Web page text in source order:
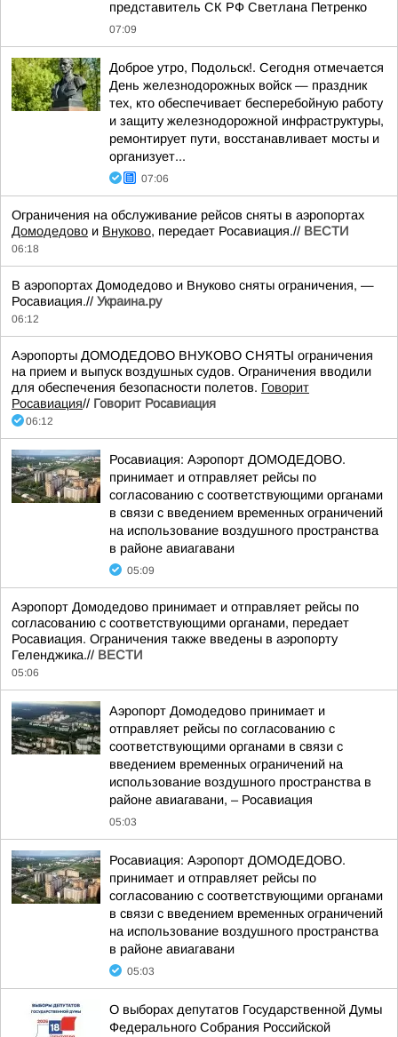
представитель СК РФ Светлана Петренко
07:09
Доброе утро, Подольск!. Сегодня отмечается
День железнодорожных войск — праздник
тех, кто обеспечивает бесперебойную работу
и защиту железнодорожной инфраструктуры,
ремонтирует пути, восстанавливает мосты и
организует...
07:06
Ограничения на обслуживание рейсов сняты в аэропортах
Домодедово и Внуково, передает Росавиация.// ВЕСТИ
06:18
В аэропортах Домодедово и Внуково сняты ограничения, —
Росавиация.// Украина.ру
06:12
Аэропорты ДОМОДЕДОВО ВНУКОВО СНЯТЫ ограничения
на прием и выпуск воздушных судов. Ограничения вводили
для обеспечения безопасности полетов. Говорит
Росавиация// Говорит Росавиация
06:12
Росавиация: Аэропорт ДОМОДЕДОВО.
принимает и отправляет рейсы по
согласованию с соответствующими органами
в связи с введением временных ограничений
на использование воздушного пространства
в районе авиагавани
05:09
Аэропорт Домодедово принимает и отправляет рейсы по
согласованию с соответствующими органами, передает
Росавиация. Ограничения также введены в аэропорту
Геленджика.// ВЕСТИ
05:06
Аэропорт Домодедово принимает и
отправляет рейсы по согласованию с
соответствующими органами в связи с
введением временных ограничений на
использование воздушного пространства в
районе авиагавани, – Росавиация
05:03
Росавиация: Аэропорт ДОМОДЕДОВО.
принимает и отправляет рейсы по
согласованию с соответствующими органами
в связи с введением временных ограничений
на использование воздушного пространства
в районе авиагавани
05:03
О выборах депутатов Государственной Думы
Федерального Собрания Российской